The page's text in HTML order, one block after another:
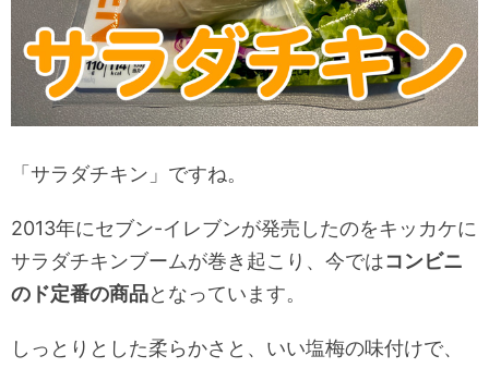
「サラダチキン」ですね。
2013年にセブン-イレブンが発売したのをキッカケに
サラダチキンブームが巻き起こり、今ではコンビニ
のド定番の商品となっています。
しっとりとした柔らかさと、いい塩梅の味付けで、